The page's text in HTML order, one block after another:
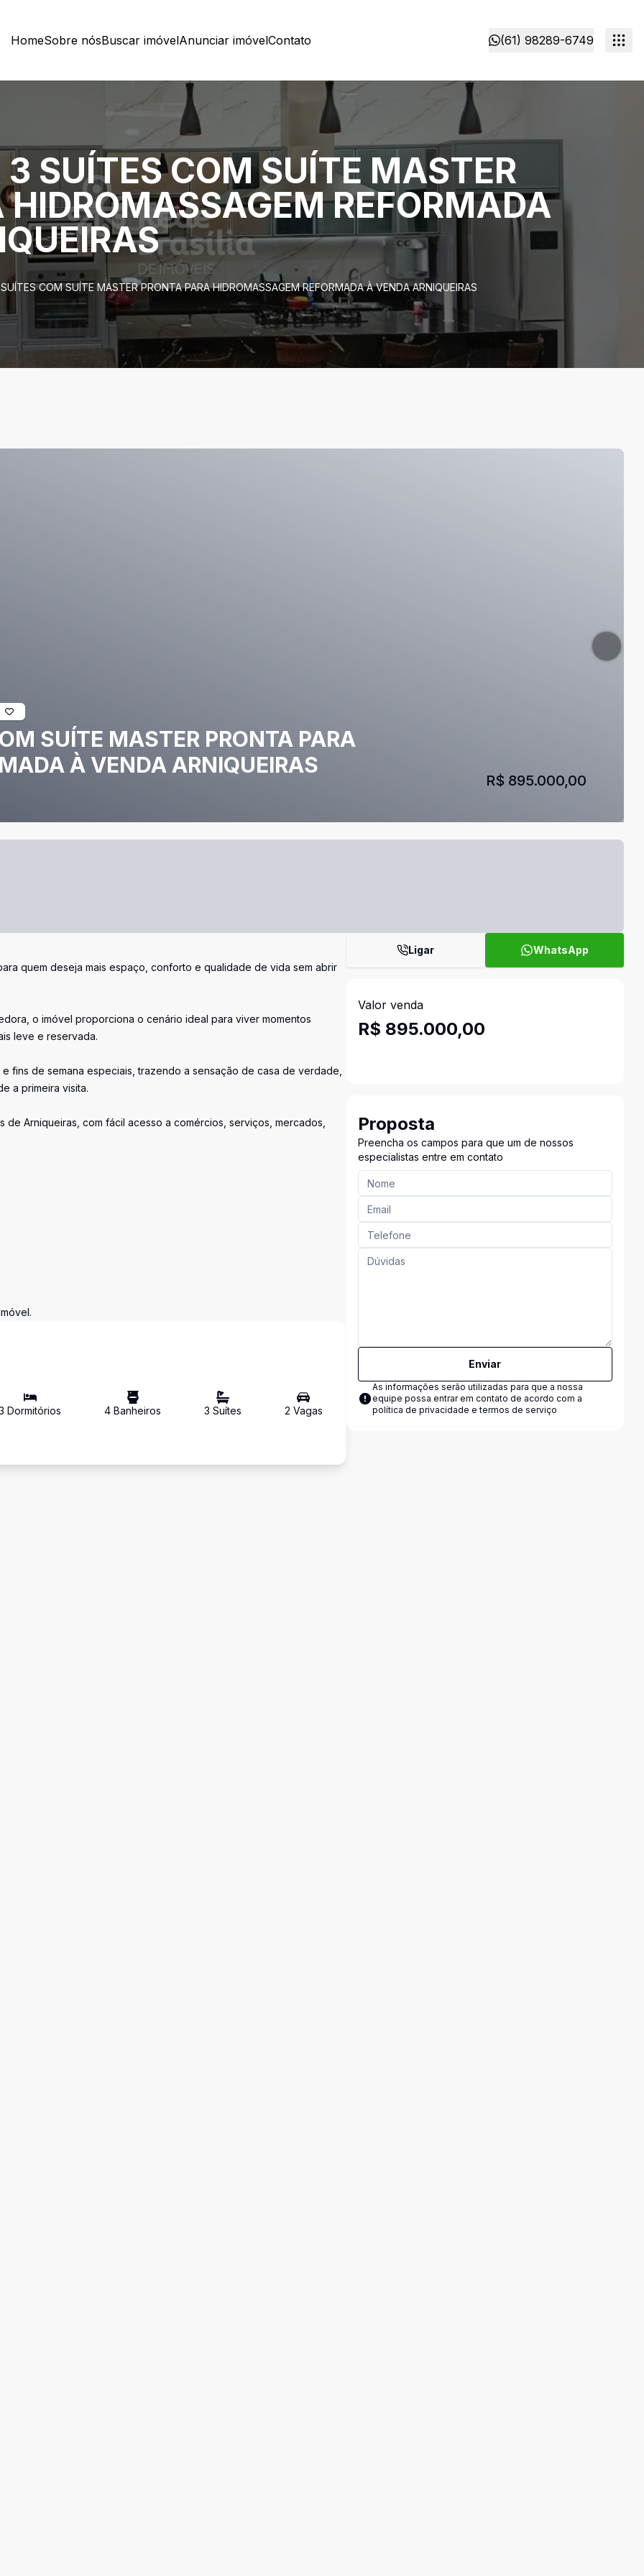
HomeSobre nósBuscar imóvelAnunciar imóvelContato (61) 98289-6749
SUÍTES COM SUÍTE MASTER
REFORMADA
COM SUÍTE MASTER PRONTA PARA HIDROMASSAGEM REFORMADA À VENDA ARNIQUEIRAS
SUÍTE MASTER PRONTA PARA
À VENDA ARNIQUEIRAS
R$ 895.000,00
quem deseja mais espaço, conforto e qualidade de vida sem abrir
o imóvel proporciona o cenário ideal para viver momentos
leve e reservada.
fins de semana especiais, trazendo a sensação de casa de verdade,
a primeira visita.
Arniqueiras, com fácil acesso a comércios, serviços, mercados,
Dormitórios 4 Banheiros 3 Suítes 2 Vagas
Ligar WhatsApp
Valor venda
R$ 895.000,00
Proposta
Preencha os campos para que um de nossos
especialistas entre em contato
Enviar
As informações serão utilizadas para que a nossa
equipe possa entrar em contato de acordo com a
política de privacidade e termos de serviço